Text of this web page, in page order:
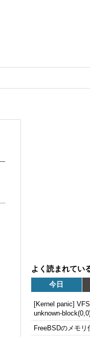
よく読まれてい
今日
[Kernel panic]
unknown-
FreeBSDのメモ